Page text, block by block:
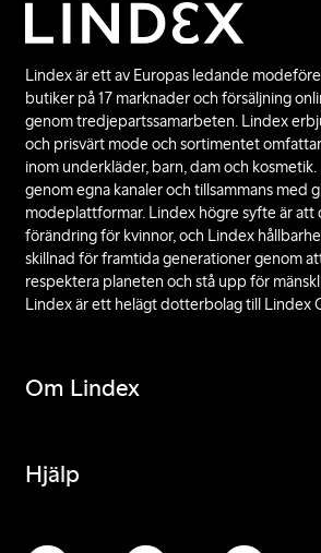
Lindex är ett av Europas ledande
butiker på 17 marknader och försäljning
genom tredjepartssamarbeten. Lindex
och prisvärt mode och sortimentet
inom underkläder, barn, dam och
genom egna kanaler och tillsammans med
modeplattformar. Lindex högre syfte är att
förändring för kvinnor, och Lindex
skillnad för framtida generationer genom
respektera planeten och stå upp för
Lindex är ett helägt dotterbolag till Lindex
Om Lindex
Hjälp